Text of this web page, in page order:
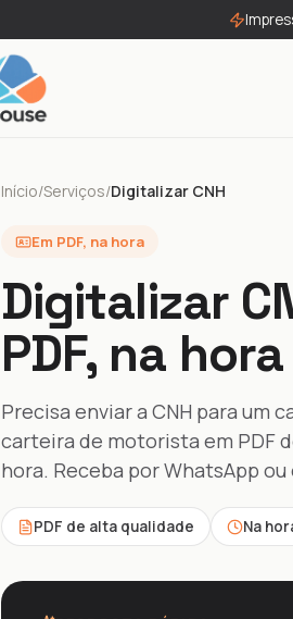
Início/Serviços/Digitalizar CNH
Em PDF, na hora
Digitalizar
PDF, na hora
Precisa enviar a CNH para um
carteira de motorista em PDF
hora. Receba por WhatsApp
PDF de alta qualidade Na